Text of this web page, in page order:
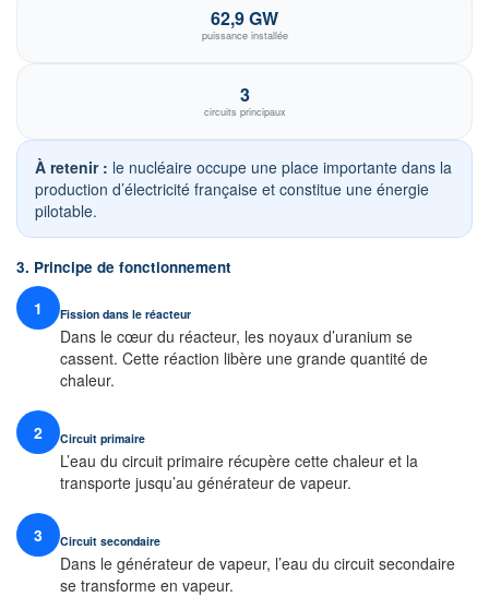
62,9 GW
puissance installée
3
circuits principaux
À retenir : le nucléaire occupe une place importante dans la
production d’électricité française et constitue une énergie
pilotable.
3. Principe de fonctionnement
1 Fission dans le réacteur
Dans le cœur du réacteur, les noyaux d’uranium se
cassent. Cette réaction libère une grande quantité de
chaleur.
2 Circuit primaire
L’eau du circuit primaire récupère cette chaleur et la
transporte jusqu’au générateur de vapeur.
3 Circuit secondaire
Dans le générateur de vapeur, l’eau du circuit secondaire
se transforme en vapeur.